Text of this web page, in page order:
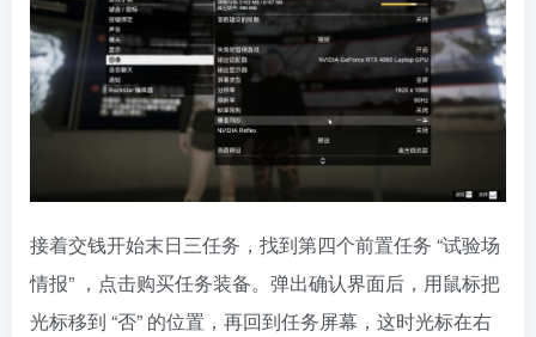
热度
关注
1681热度
关注
869热度
关注
550热度
关注
接着交钱开始末日三任务，找到第四个前置任务 “试验场
情报” ，点击购买任务装备。弹出确认界面后，用鼠标把
光标移到 “否” 的位置，再回到任务屏幕，这时光标在右